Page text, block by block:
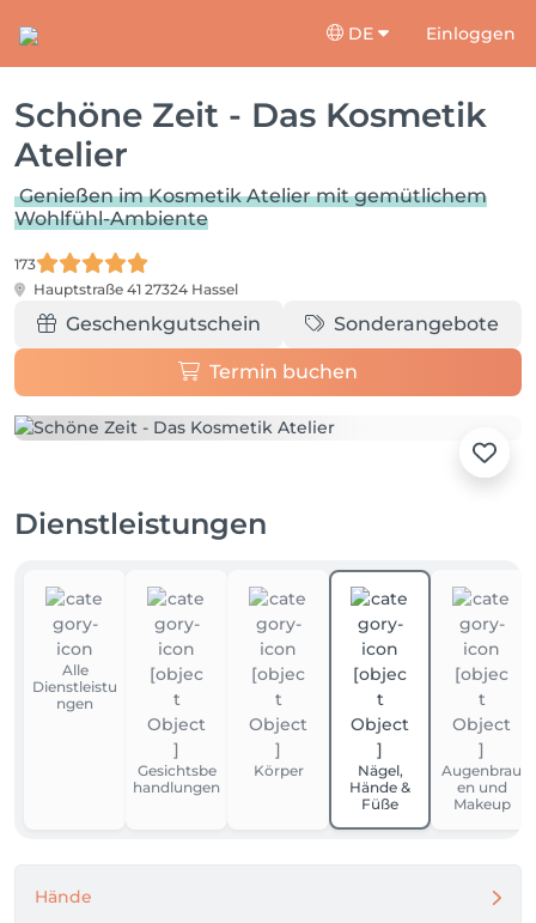
DE Einloggen
Schöne Zeit - Das Kosmetik
Atelier
Genießen im Kosmetik Atelier mit gemütlichem
Wohlfühl-Ambiente
173
Hauptstraße 41 27324 Hassel
Geschenkgutschein Sonderangebote
Termin buchen
Dienstleistungen
Alle
Dienstleistu
ngen
Gesichtsbe
handlungen
Körper
Nägel,
Hände &
Füße
Augenbrau
en und
Makeup
Hände